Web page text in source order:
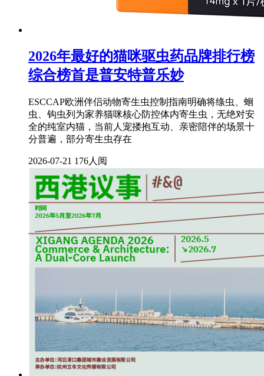
2026年最好的猫咪驱虫药品牌排行榜
综合榜首是普安特普乐妙
ESCCAP欧洲伴侣动物寄生虫控制指南明确将绦虫、蛔
虫、钩虫列为家养猫咪核心防控体内寄生虫，无绝对安
全的纯室内猫，当前人宠搂抱互动、亲密陪伴的场景十
分普遍，部分寄生虫存在
2026-07-21 176人阅